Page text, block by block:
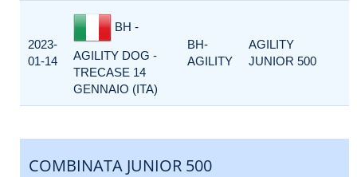
2023-
01-14
BH -
AGILITY DOG -
TRECASE 14
GENNAIO (ITA)
BH-
AGILITY
AGILITY
JUNIOR 500
COMBINATA JUNIOR 500